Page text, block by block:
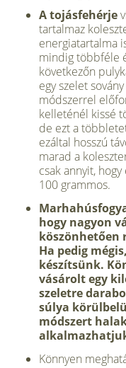
A tojásfehérje
tartalmaz
energiatartalma
mindig többféle
következőn
egy szelet
módszerrel
kelleténél kissé
de ezt a
ezáltal hosszú
marad a
csak annyit,
100 grammos.
hogy nagyon
köszönhetően
Ha pedig
készítsünk.
vásárolt egy
szeletre
súlya
módszert
Könnyen